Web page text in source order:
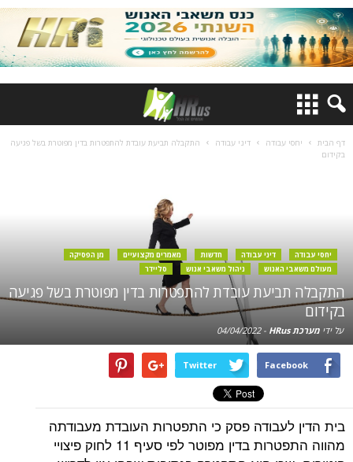
דף הבית יחסי עבודה דיני עבודה
התקבלה תביעת עובדת להתפטרות בדין מפוטרת בשל פגיעה
בקידום
יחסי עבודה דיני עבודה חדשות מאמרים מקצועיים
מן הפסיקה
מעולם משאבי האנוש
ניהול משאבי אנוש סליידר
התקבלה תביעת עובדת להתפטרות בדין מפוטרת בשל פגיעה
בקידום
על ידי מערכת HRus -
04/04/2022
Facebook
Twitter
בית הדין לעבודה פסק כי התפטרות העובדת מעבודתה
מהווה התפטרות בדין מפוטר לפי סעיף 11 לחוק פיצויי